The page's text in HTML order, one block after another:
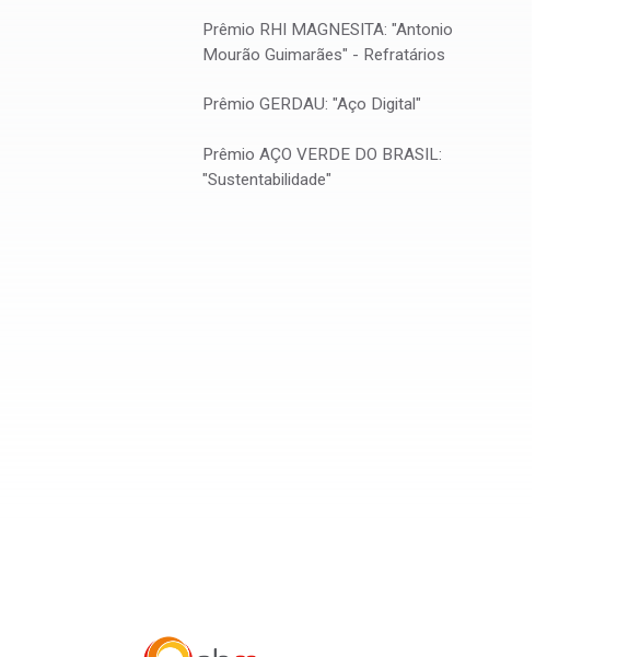
Prêmio RHI MAGNESITA: "Antonio
Mourão Guimarães" - Refratários
Prêmio GERDAU: "Aço Digital"
Prêmio AÇO VERDE DO BRASIL:
"Sustentabilidade"